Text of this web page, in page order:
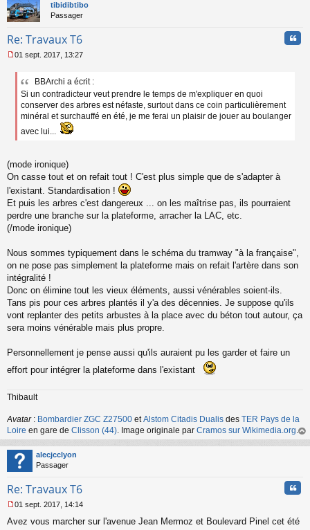
tibidibtibo
Passager
Re: Travaux T6
e
l
u
01 sept. 2017, 13:27
BBArchi a écrit :
Si un contradicteur veut prendre le temps de m'expliquer en quoi
conserver des arbres est néfaste, surtout dans ce coin particulièrement
minéral et surchauffé en été, je me ferai un plaisir de jouer au boulanger
avec lui...
(mode ironique)
On casse tout et on refait tout ! C'est plus simple que de s'adapter à
l'existant. Standardisation !
Et puis les arbres c'est dangereux ... on les maîtrise pas, ils pourraient
perdre une branche sur la plateforme, arracher la LAC, etc.
(/mode ironique)
Nous sommes typiquement dans le schéma du tramway "à la française",
on ne pose pas simplement la plateforme mais on refait l'artère dans son
intégralité !
Donc on élimine tout les vieux éléments, aussi vénérables soient-ils.
Tans pis pour ces arbres plantés il y'a des décennies. Je suppose qu'ils
vont replanter des petits arbustes à la place avec du béton tout autour, ça
sera moins vénérable mais plus propre.
Personnellement je pense aussi qu'ils auraient pu les garder et faire un
effort pour intégrer la plateforme dans l'existant
Thibault
Avatar : Bombardier ZGC Z27500 etAlstom Citadis Dualis des TER Pays de la
Loire en gare de Clisson (44). Image originale par Cramos sur Wikimedia.org.
au
alecjcclyon
Passager
Re: Travaux T6
e
01 sept. 2017, 14:14
Avez vous marcher sur l'avenue Jean Mermoz et Boulevard Pinel cet été